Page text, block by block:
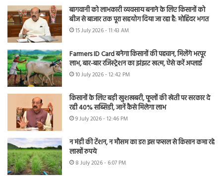
बागवानी को लाभकारी व्यवसाय बनाने के लिए किसानों को
बीज से बाजार तक पूरा सहयोग दिया जा रहा है: मोहिंदर भगत
15 July 2026 - 11:43 AM
Farmers ID Card बनेगा किसानों की पहचान, मिलेंगे भरपूर
लाभ, बार-बार रजिस्ट्रेशन का झंझट खत्म, ऐसे करें अप्लाई
10 July 2026 - 12:42 PM
किसानों के लिए बड़ी खुशखबरी, फूलों की खेती पर सरकार दे
रही 40% सब्सिडी, जानें कैसे मिलेगा लाभ
9 July 2026 - 12:46 PM
न मंडी की टेंशन, न मौसम का डर! इस फसल से किसान कमा रहे
लाखों रुपये
8 July 2026 - 6:07 PM